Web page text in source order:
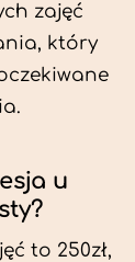
zajęć
który
u
to 250zł,